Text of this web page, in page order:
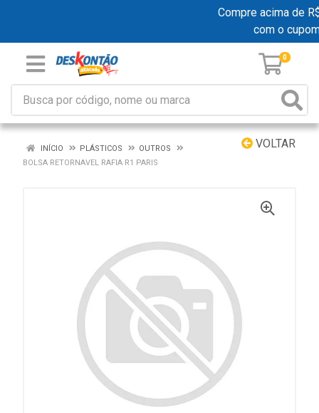
Compre acima de
com o
0
VOLTAR
INÍCIO PLÁSTICOS
OUTROS
BOLSA RETORNAVEL RAFIA R1 PARIS